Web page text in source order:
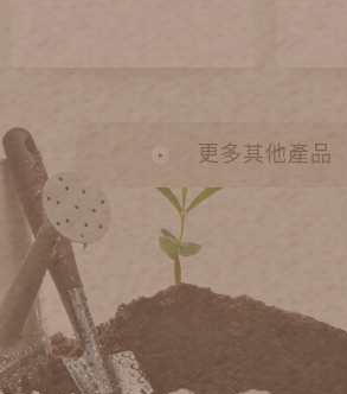
更多其他產品